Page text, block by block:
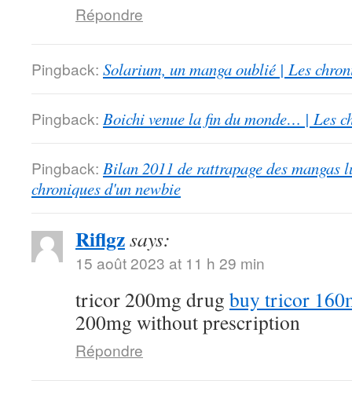
Répondre
Pingback: Solarium, un manga oublié | Les
Pingback: Boichi venue la fin du monde… | Les
Pingback: Bilan 2011 de rattrapage des mangas
chroniques d'un newbie
Riflgzsays:
15 août 2023 at 11 h 29 min
tricor 200mg drug buy tricor
200mg without prescription
Répondre